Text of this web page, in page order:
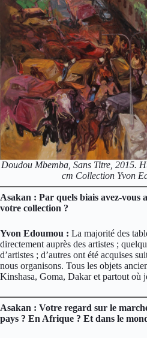
Doudou Mbemba, Sans Titre, 2015.
cm Collection Yvon
Asakan : Par quels biais avez-vous
votre collection ?
Yvon Edoumou : La majorité des
directement auprès des artistes ;
d’artistes ; d’autres ont été acquises
nous organisons. Tous les objets
Kinshasa, Goma, Dakar et partout où
Asakan : Votre regard sur le
pays ? En Afrique ? Et dans le